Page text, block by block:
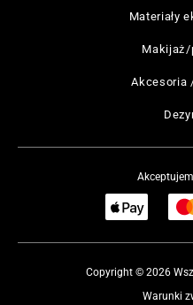
Materiały
Makijaż/
Akcesoria
Copyright © 2026
Warunki